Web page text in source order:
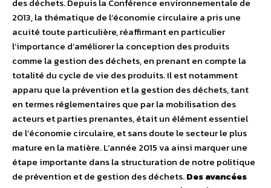
des déchets. Depuis la Conférence environnementale de
2013, la thématique de l’économie circulaire a pris une
acuité toute particulière, réaffirmant en particulier
l’importance d’améliorer la conception des produits
comme la gestion des déchets, en prenant en compte la
totalité du cycle de vie des produits. Il est notamment
apparu que la prévention et la gestion des déchets, tant
en termes réglementaires que par la mobilisation des
acteurs et parties prenantes, était un élément essentiel
de l’économie circulaire, et sans doute le secteur le plus
mature en la matière. L’année 2015 va ainsi marquer une
étape importante dans la structuration de notre politique
de prévention et de gestion des déchets.Des avancées